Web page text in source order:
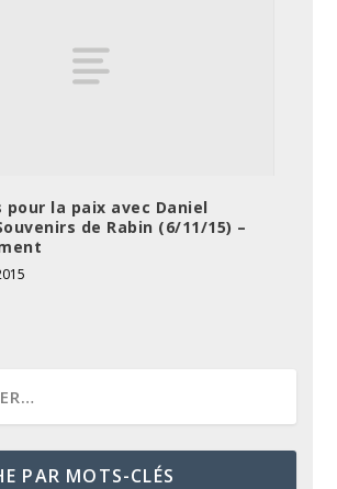
pour la paix avec Daniel
de Rabin (6/11/15) –
PAR MOTS-CLÉS